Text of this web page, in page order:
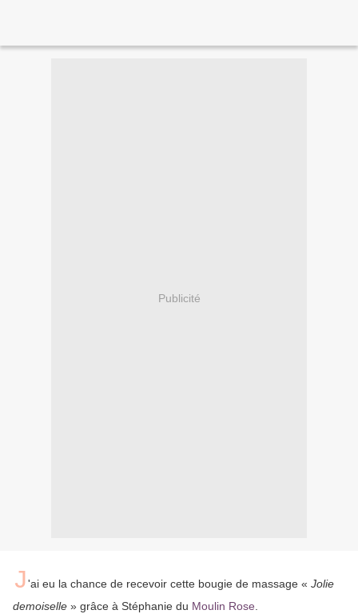
Publicité
J'ai eu la chance de recevoir cette bougie de massage « Jolie
demoiselle » grâce à Stéphanie du Moulin Rose